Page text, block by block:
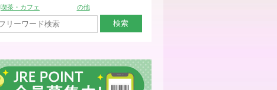
喫茶・カフェ
の他